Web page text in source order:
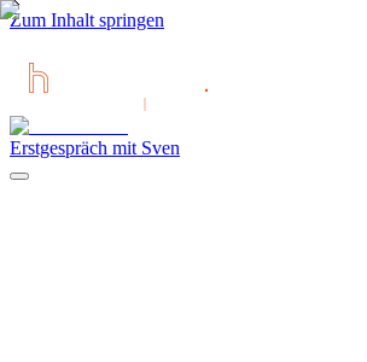
Zum Inhalt springen
Erstgespräch mit Sven